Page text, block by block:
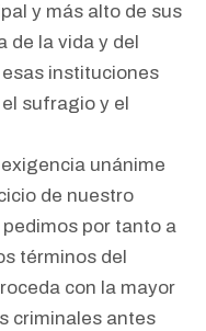
y más alto de sus
de la vida y del
instituciones
sufragio y el
unánime
de nuestro
por tanto a
términos del
con la mayor
criminales antes